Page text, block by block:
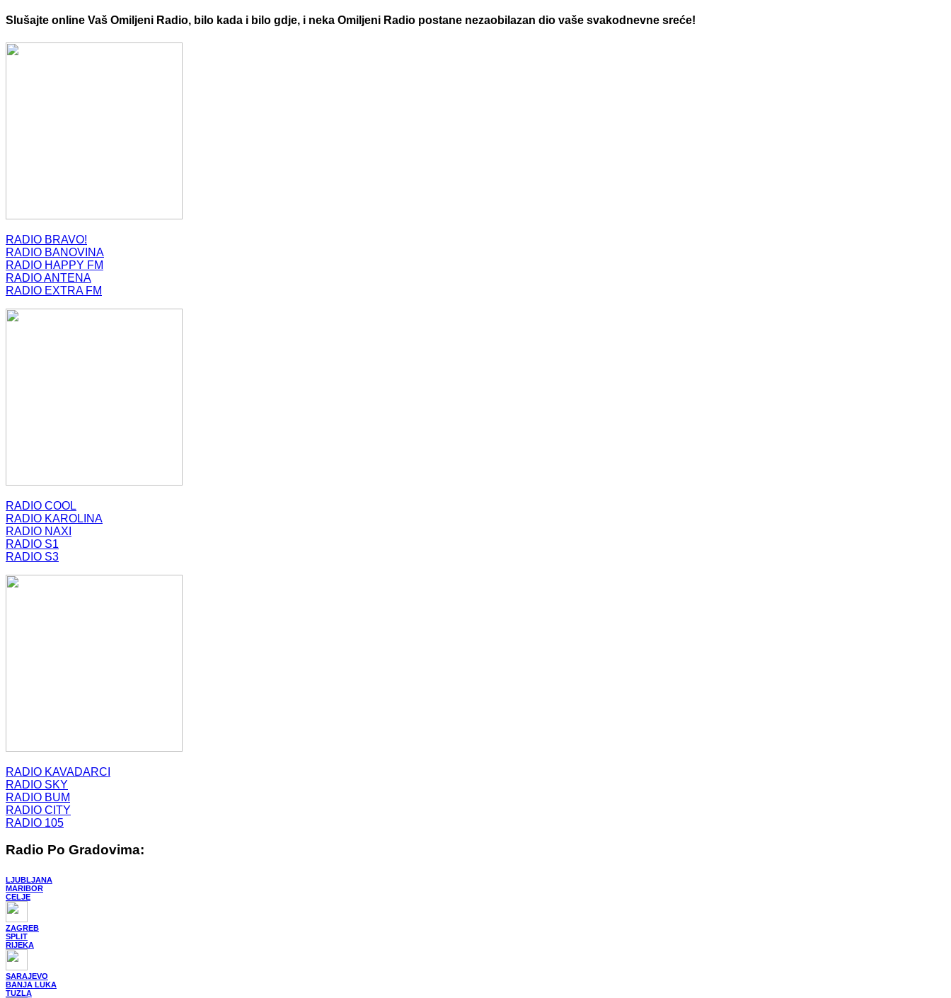
Slušajte online Vaš Omiljeni Radio, bilo kada i bilo gdje, i neka Omiljeni Radio postane nezaobilazan dio vaše svakodnevne sreće!
RADIO BRAVO!
RADIO BANOVINA
RADIO HAPPY FM
RADIO ANTENA
RADIO EXTRA FM
RADIO COOL
RADIO KAROLINA
RADIO NAXI
RADIO S1
RADIO S3
RADIO KAVADARCI
RADIO SKY
RADIO BUM
RADIO CITY
RADIO 105
Radio Po Gradovima:
LJUBLJANA
MARIBOR
CELJE
ZAGREB
SPLIT
RIJEKA
SARAJEVO
BANJA LUKA
TUZLA